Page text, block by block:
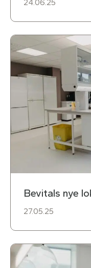
24.06.25
Bevitals nye
27.05.25